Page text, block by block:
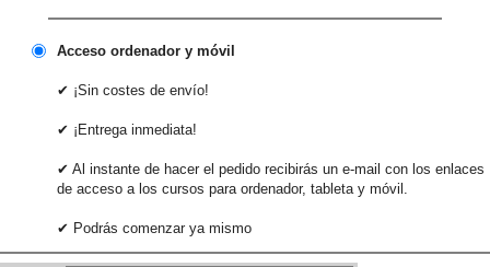
Acceso ordenador y móvil
✔ ¡Sin costes de envío!
✔ ¡Entrega inmediata!
✔ Al instante de hacer el pedido recibirás un e-mail con los enlaces
de acceso a los cursos para ordenador, tableta y móvil.
✔ Podrás comenzar ya mismo